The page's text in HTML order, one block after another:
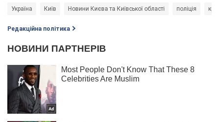
Україна Київ Новини Києва та Київської області поліція
Редакційна політика